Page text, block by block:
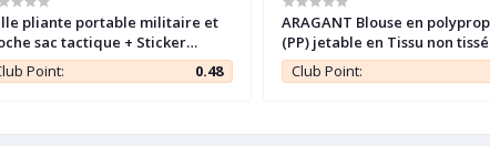
pliante portable militaire et
sac tactique + Sticker
( SAHARA )
Point: 0.48
ARAGANT Blouse en
(PP) jetable en Tissu non tissé
Club Point: